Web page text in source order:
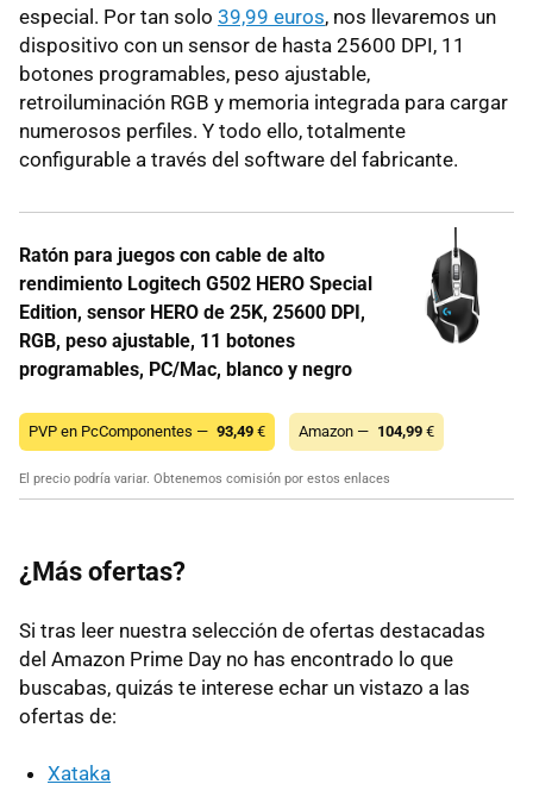
especial. Por tan solo 39,99 euros, nos llevaremos un
dispositivo con un sensor de hasta 25600 DPI, 11
botones programables, peso ajustable,
retroiluminación RGB y memoria integrada para cargar
numerosos perfiles. Y todo ello, totalmente
configurable a través del software del fabricante.
Ratón para juegos con cable de alto
rendimiento Logitech G502 HERO Special
Edition, sensor HERO de 25K, 25600 DPI,
RGB, peso ajustable, 11 botones
programables, PC/Mac, blanco y negro
PVP en PcComponentes — 93,49 € Amazon — 104,99 €
El precio podría variar. Obtenemos comisión por estos enlaces
¿Más ofertas?
Si tras leer nuestra selección de ofertas destacadas
del Amazon Prime Day no has encontrado lo que
buscabas, quizás te interese echar un vistazo a las
ofertas de:
Xataka